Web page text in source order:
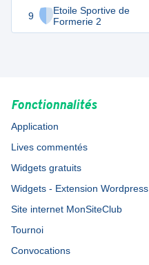
9
Etoile Sportive de
Formerie 2
4
Fonctionnalités
Application
Lives commentés
Widgets gratuits
Widgets - Extension Wordpress
Site internet MonSiteClub
Tournoi
Convocations